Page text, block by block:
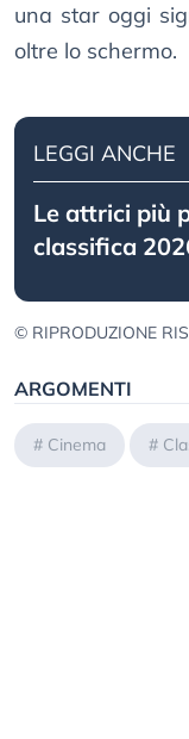
una star oggi
oltre lo schermo.
LEGGI ANCHE
Le attrici più
classifica
© RIPRODUZIONE
ARGOMENTI
# Cinema #